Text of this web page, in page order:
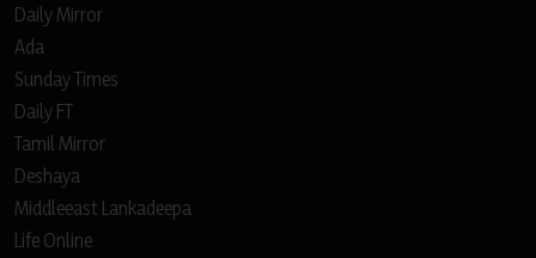
Daily Mirror
Ada
Sunday Times
Daily FT
Tamil Mirror
Deshaya
Middleeast Lankadeepa
Life Online